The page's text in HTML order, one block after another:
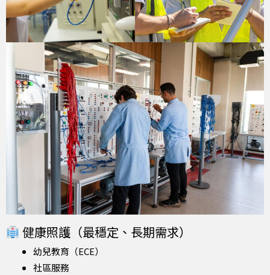
健康照護（最穩定、長期需求）
幼兒教育（ECE）
社區服務